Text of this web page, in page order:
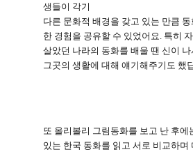
생들이 각기
다른 문화적 배경을 갖고 있는 만큼
한 경험을 공유할 수 있었어요 특히
살았던 나라의 동화를 배울 땐 신이
그곳의 생활에 대해 얘기해주기도 했
또 올리볼리 그림동화를 보고 난 후에
있는 한국 동화를 읽고 서로 비교하며